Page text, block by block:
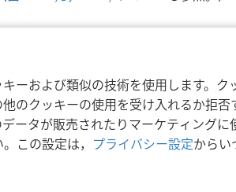
ーおよび類似の技術を使用します。
のクッキーの使用を受け入れるか拒
ータが販売されたりマーケティング
この設定は， プライバシー設定からい
利用規約 プライバシーに関する方針 プライ